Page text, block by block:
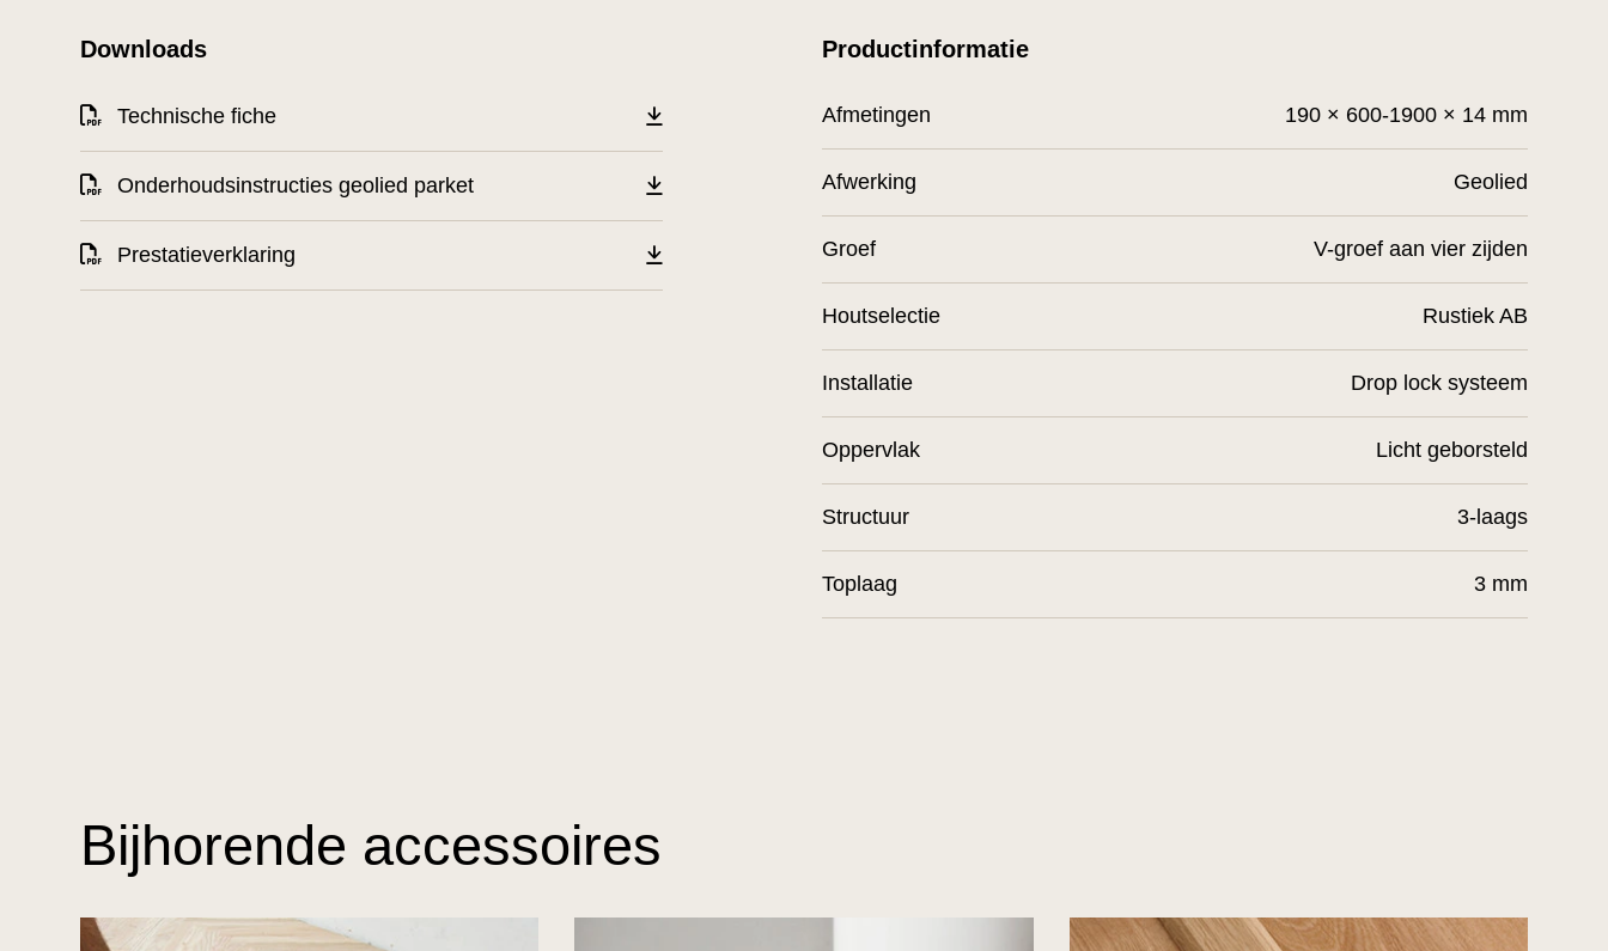
Downloads
Technische fiche
Onderhoudsinstructies geolied parket
Prestatieverklaring
Productinformatie
Afmetingen 190 × 600-1900 × 14 mm
Afwerking Geolied
Groef V-groef aan vier zijden
Houtselectie Rustiek AB
Installatie Drop lock systeem
Oppervlak Licht geborsteld
Structuur 3-laags
Toplaag 3 mm
Bijhorende accessoires